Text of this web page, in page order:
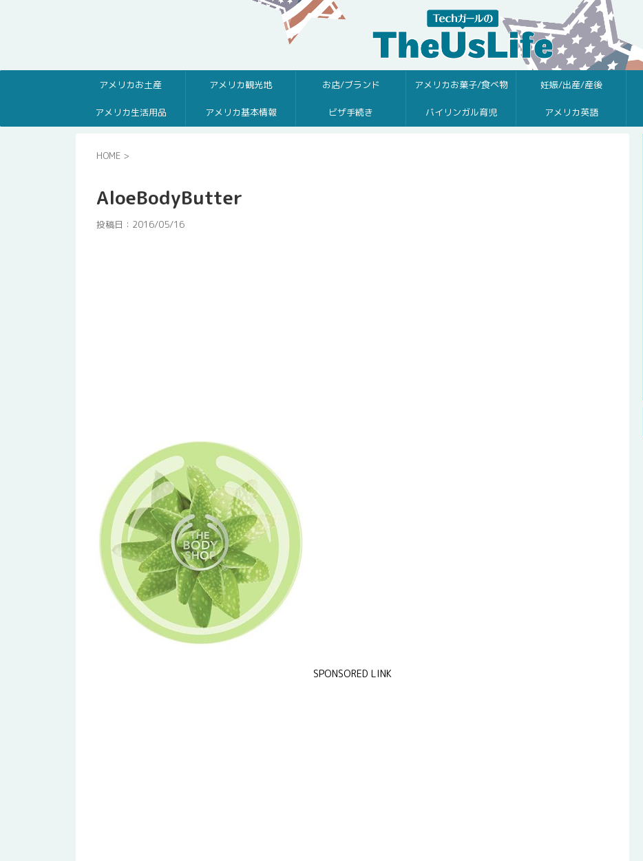
アメリカお土産 アメリカ観光地 お店/ブランド アメリカお菓子/食べ物 妊娠/出産/産後
アメリカ生活用品 アメリカ基本情報 ビザ手続き バイリンガル育児 アメリカ英語
HOME >
AloeBodyButter
投稿日： 2016/05/16
SPONSORED LINK